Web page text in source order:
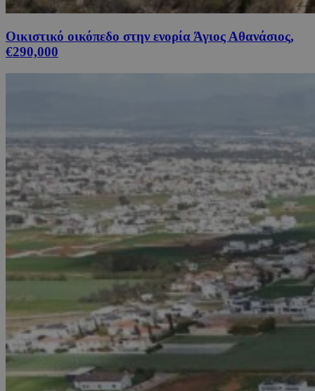
Οικιστικό οικόπεδο στην ενορία Άγιος Αθανάσιος,
€290,000